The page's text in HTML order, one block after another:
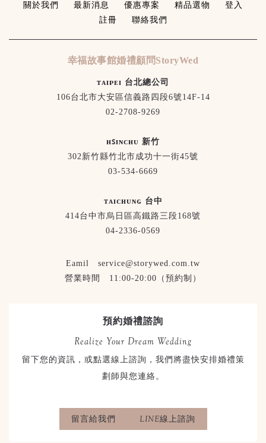
關於我們 最新消息 優惠專案 精品選物
登入
註冊
聯絡我們
幸福故事館婚禮顧問StoryWed
ᴛᴀɪᴘᴇɪ 台北總公司
106台北市大安區信義路四段6號14F-14
02-2708-9269
ʜꜱɪɴᴄʜᴜ 新竹
302新竹縣竹北市成功十一街45號
03-534-6669
ᴛᴀɪᴄʜᴜɴɢ 台中
414台中市烏日區高鐵路三段168號
04-2336-0569
Eamil service@storywed.com.tw
營業時間 11:00-20:00（預約制）
預約婚禮諮詢
Realize Your Dream Wedding
留下您的資訊，或點選線上諮詢，我們將盡快安排婚禮策
劃師與您連絡。
留言給我們 LINE線上諮詢